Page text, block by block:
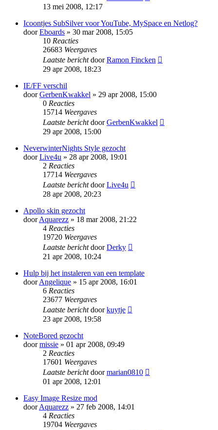
13 mei 2008, 12:17
Icoontjes SubSilver voor YouTube, MySpace en Netlog?
doorEboards » 30 mar 2008, 15:05
10 Reacties
26683 Weergaves
Laatste berichtdoorRamon Fincken
29 apr 2008, 18:23
IE/FF verschil
doorGerbenKwakkel » 29 apr 2008, 15:00
0 Reacties
15714 Weergaves
Laatste berichtdoorGerbenKwakkel
29 apr 2008, 15:00
NeverwinterNights Style gezocht
doorLive4u » 28 apr 2008, 19:01
2 Reacties
17714 Weergaves
Laatste berichtdoorLive4u
28 apr 2008, 20:23
Apollo skin gezocht
doorAquarezz » 18 mar 2008, 21:22
4 Reacties
19720 Weergaves
Laatste berichtdoorDerky
21 apr 2008, 10:24
Hulp bij het instaleren van een template
doorAngelique » 15 apr 2008, 16:01
6 Reacties
23677 Weergaves
Laatste berichtdoorkuytje
23 apr 2008, 19:58
NoteBored gezocht
doormissie » 01 apr 2008, 09:49
2 Reacties
17601 Weergaves
Laatste berichtdoormarian0810
01 apr 2008, 12:01
Easy Image Resize mod
doorAquarezz » 27 feb 2008, 14:01
4 Reacties
19704 Weergaves